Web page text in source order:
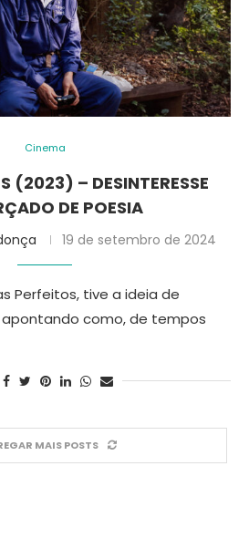
Cinema
(2023) – DESINTERESSE
DE POESIA
19 de setembro de 2024
Perfeitos, tive a ideia de
como, de tempos
MAIS POSTS